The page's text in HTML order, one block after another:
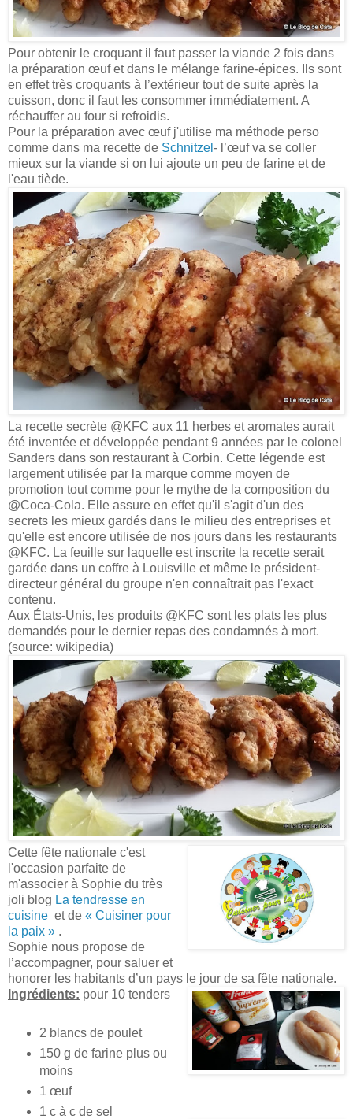
Pour obtenir le croquant il faut passer la viande 2 fois dans
la préparation œuf et dans le mélange farine-épices. Ils sont
en effet très croquants à l’extérieur tout de suite après la
cuisson, donc il faut les consommer immédiatement. A
réchauffer au four si refroidis.
Pour la préparation avec œuf j'utilise ma méthode perso
comme dans ma recette de Schnitzel - l’œuf va se coller
mieux sur la viande si on lui ajoute un peu de farine et de
l'eau tiède.
La recette secrète @KFC aux 11 herbes et aromates aurait
été inventée et développée pendant 9 années par le colonel
Sanders dans son restaurant à Corbin. Cette légende est
largement utilisée par la marque comme moyen de
promotion tout comme pour le mythe de la composition du
@Coca-Cola. Elle assure en effet qu'il s'agit d'un des
secrets les mieux gardés dans le milieu des entreprises et
qu'elle est encore utilisée de nos jours dans les restaurants
@KFC. La feuille sur laquelle est inscrite la recette serait
gardée dans un coffre à Louisville et même le président-
directeur général du groupe n'en connaîtrait pas l'exact
contenu.
Aux États-Unis, les produits @KFC sont les plats les plus
demandés pour le dernier repas des condamnés à mort.
(source: wikipedia)
Cette fête nationale c'est
l'occasion parfaite de
m'associer à Sophie du très
joli blog La tendresse en
cuisine et de « Cuisiner pour
la paix » .
Sophie nous propose de
l’accompagner, pour saluer et
honorer les habitants d’un pays le jour de sa fête nationale.
Ingrédients: pour 10 tenders
2 blancs de poulet
150 g de farine plus ou
moins
1 œuf
1 c à c de sel